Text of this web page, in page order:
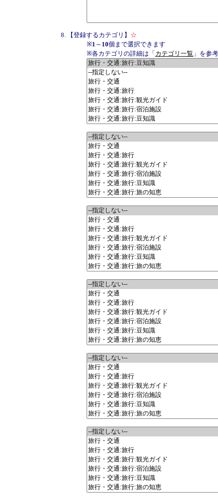
【登録するカテゴリ】 ☆
※1 ～ 10個まで選択できます
※各カテゴリの詳細は「カテゴリ一覧 」を参